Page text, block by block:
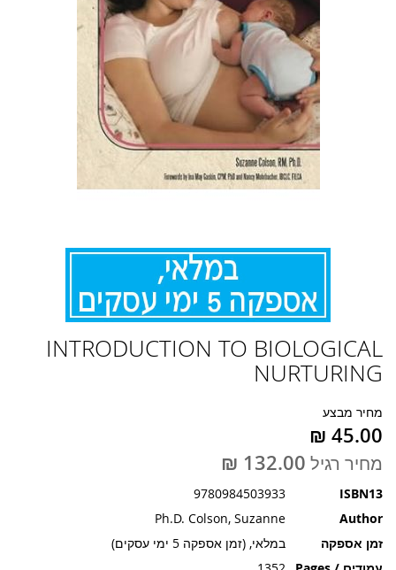
INTRODUCTION TO BIOLOGICAL
NURTURING
מחיר מבצע
מחיר רגיל
ISBN13
9780984503933
Author
Ph.D. Colson, Suzanne
זמן אספקה
במלאי, (זמן אספקה 5 ימי עסקים)
להתחלה
של
גלריית